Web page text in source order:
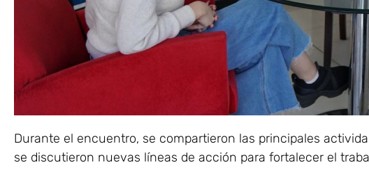
Durante el encuentro, se compartieron las principales
se discutieron nuevas líneas de acción para fortalecer el